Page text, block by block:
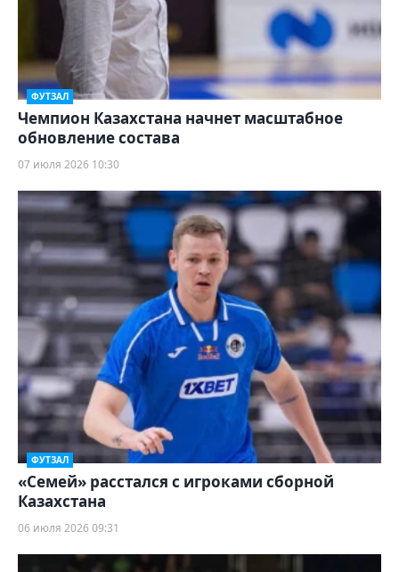
ФУТЗАЛ
Чемпион Казахстана начнет масштабное
обновление состава
07 июля 2026 10:30
ФУТЗАЛ
«Семей» расстался с игроками сборной
Казахстана
06 июля 2026 09:31